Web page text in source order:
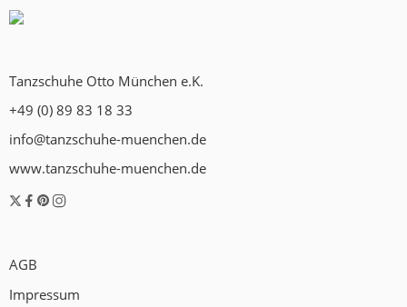
Tanzschuhe Otto München e.K.
+49 (0) 89 83 18 33
info@tanzschuhe-muenchen.de
www.tanzschuhe-muenchen.de
AGB
Impressum